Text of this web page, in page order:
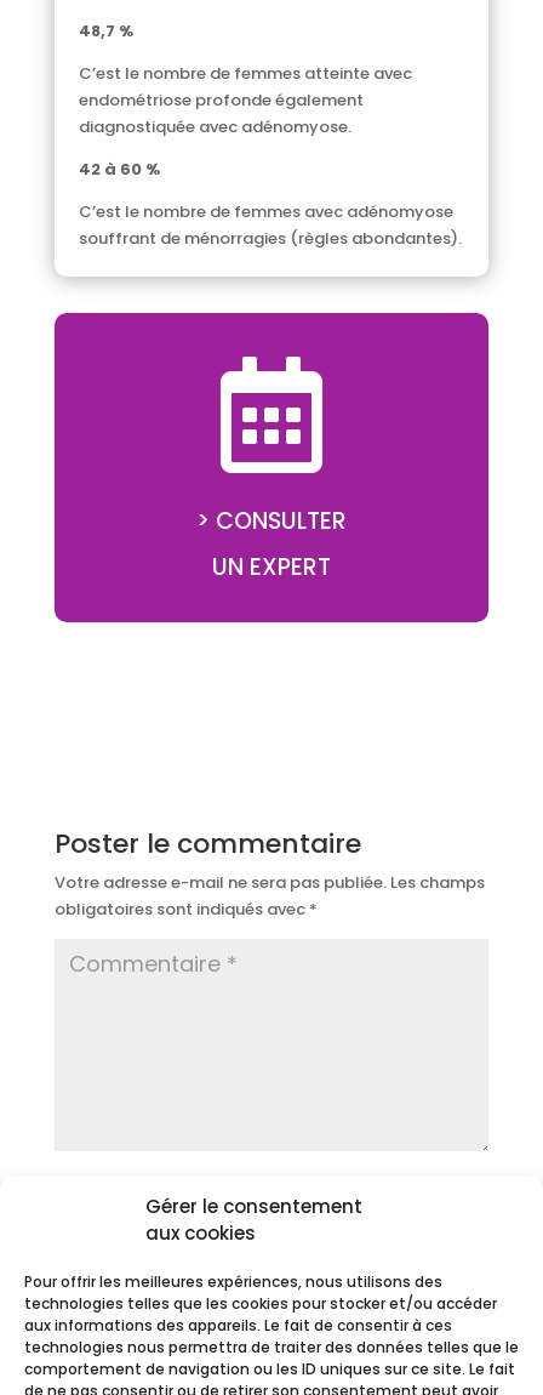
Gérer le consentement
aux cookies
Pour offrir les meilleures expériences, nous utilisons des
technologies telles que les cookies pour stocker et/ou accéder
aux informations des appareils. Le fait de consentir à ces
technologies nous permettra de traiter des données telles que le
comportement de navigation ou les ID uniques sur ce site. Le fait
de ne pas consentir ou de retirer son consentement peut avoir
48,7 %
C’est le nombre de femmes atteinte avec
endométriose profonde également
diagnostiquée avec adénomyose.
42 à 60 %
C’est le nombre de femmes avec adénomyose
souffrant de ménorragies (règles abondantes).

> CONSULTER
UN EXPERT
Poster le commentaire
Votre adresse e-mail ne sera pas publiée. Les champs
obligatoires sont indiqués avec *